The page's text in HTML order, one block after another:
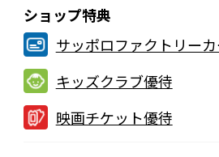
ショップ特典
サッポロファクトリー
キッズクラブ優待
映画チケット優待